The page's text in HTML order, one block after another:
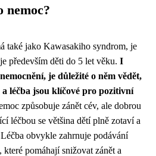
nemoc?
také jako Kawasakiho syndrom, je
především děti do 5 let věku. I
je důležité o něm vědět,
a léčba jsou klíčové pro pozitivní
způsobuje zánět cév, ale dobrou
léčbou se většina dětí plně zotaví a
obvykle zahrnuje podávání
pomáhají snižovat zánět a